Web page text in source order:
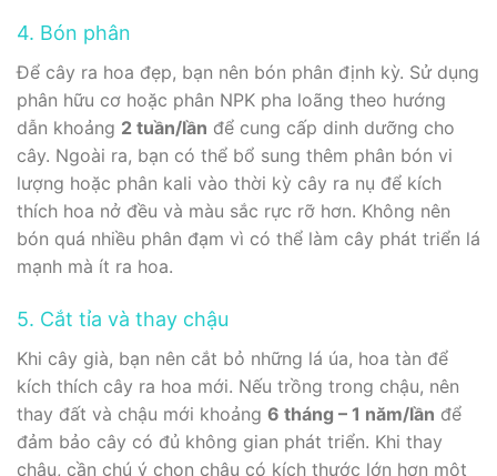
4. Bón phân
Để cây ra hoa đẹp, bạn nên bón phân định kỳ. Sử dụng
phân hữu cơ hoặc phân NPK pha loãng theo hướng
dẫn khoảng 2 tuần/lần để cung cấp dinh dưỡng cho
cây. Ngoài ra, bạn có thể bổ sung thêm phân bón vi
lượng hoặc phân kali vào thời kỳ cây ra nụ để kích
thích hoa nở đều và màu sắc rực rỡ hơn. Không nên
bón quá nhiều phân đạm vì có thể làm cây phát triển lá
mạnh mà ít ra hoa.
5. Cắt tỉa và thay chậu
Khi cây già, bạn nên cắt bỏ những lá úa, hoa tàn để
kích thích cây ra hoa mới. Nếu trồng trong chậu, nên
thay đất và chậu mới khoảng 6 tháng – 1 năm/lần để
đảm bảo cây có đủ không gian phát triển. Khi thay
chậu, cần chú ý chọn chậu có kích thước lớn hơn một